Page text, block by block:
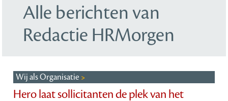
Alle berichten van
Redactie HRMorgen
Wij als Organisatie
Hero laat sollicitanten de plek van het